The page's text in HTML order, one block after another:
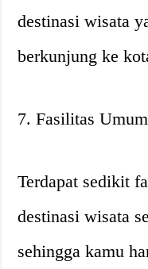
destinasi wisata
berkunjung ke
7. Fasilitas
Terdapat sedikit
destinasi wisata
sehingga kamu